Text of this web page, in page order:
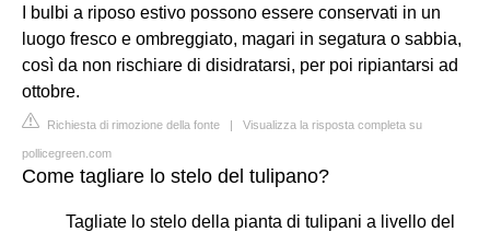
I bulbi a riposo estivo possono essere conservati in un
luogo fresco e ombreggiato, magari in segatura o sabbia,
così da non rischiare di disidratarsi, per poi ripiantarsi ad
ottobre.
Richiesta di rimozione della fonte | Visualizza la risposta completa su
pollicegreen.com
Come tagliare lo stelo del tulipano?
Tagliate lo stelo della pianta di tulipani a livello del